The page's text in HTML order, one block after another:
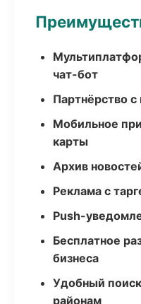
чат-бот
Партнёрство
Мобильное
карты
Архив
Реклама с
Push-
Бесплатное
бизнеса
Удобный
районам